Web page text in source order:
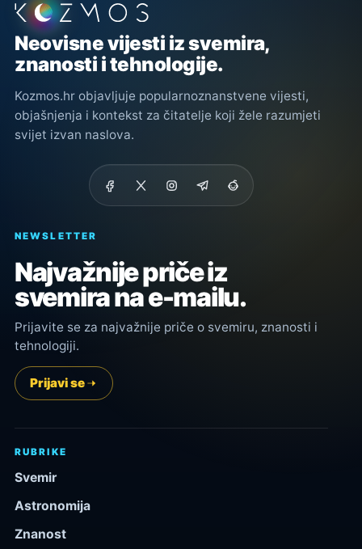
Podnožje stranice
Neovisne vijesti iz svemira,
znanosti i tehnologije.
Kozmos.hr objavljuje popularnoznanstvene vijesti,
objašnjenja i kontekst za čitatelje koji žele razumjeti
svijet izvan naslova.
NEWSLETTER
Najvažnije priče iz
svemira na e-mailu.
Prijavite se za najvažnije priče o svemiru, znanosti i
tehnologiji.
Prijavi se
RUBRIKE
Svemir
Astronomija
Znanost